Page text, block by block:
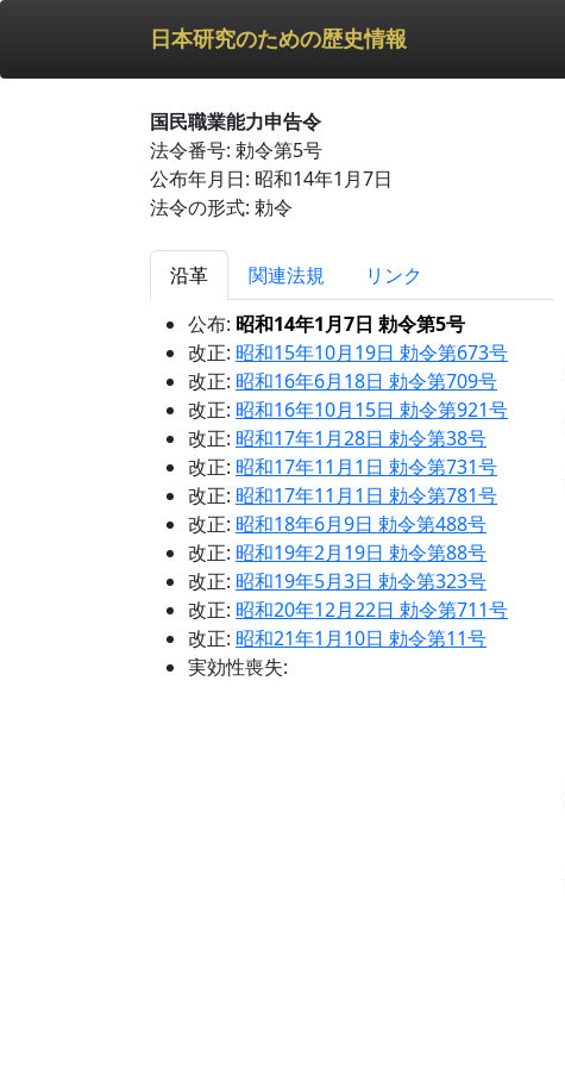
日本研究のための歴史情報
国民職業能力申告令
法令番号: 勅令第5号
公布年月日: 昭和14年1月7日
法令の形式: 勅令
沿革 関連法規
リンク
公布: 昭和14年1月7日 勅令第5号
改正: 昭和15年10月19日 勅令第673号
改正: 昭和16年6月18日 勅令第709号
改正: 昭和16年10月15日 勅令第921号
改正: 昭和17年1月28日 勅令第38号
改正: 昭和17年11月1日 勅令第731号
改正: 昭和17年11月1日 勅令第781号
改正: 昭和18年6月9日 勅令第488号
改正: 昭和19年2月19日 勅令第88号
改正: 昭和19年5月3日 勅令第323号
改正: 昭和20年12月22日 勅令第711号
改正: 昭和21年1月10日 勅令第11号
実効性喪失: